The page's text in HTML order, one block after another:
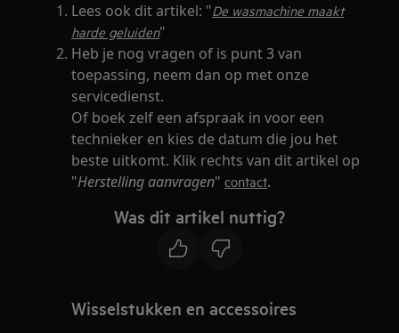
Lees ook dit artikel: "De wasmachine maakt
harde geluiden"
Heb je nog vragen of is punt 3 van
toepassing, neem dan op met onze
servicedienst.
Of boek zelf een afspraak in voor een
technieker en kies de datum die jou het
beste uitkomt. Klik rechts van dit artikel op
"Herstelling aanvragen"contact.
Was dit artikel nuttig?
Wisselstukken en accessoires